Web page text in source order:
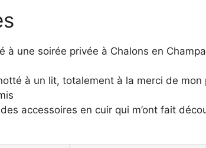
à une soirée privée à Chalons en
à un lit, totalement à la merci de mon
des accessoires en cuir qui m’ont fait